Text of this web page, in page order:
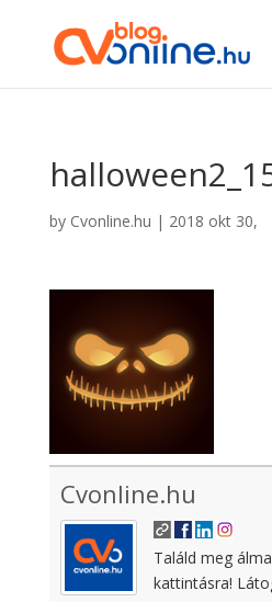
by Cvonline.hu | 2018 okt 30,
Cvonline.hu
Találd meg
kattintásra!